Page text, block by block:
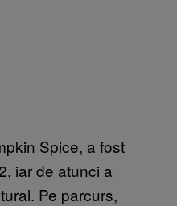
Spice, a fost
iar de atunci a
Pe parcurs,